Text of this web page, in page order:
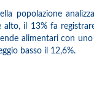
popolazione
alto, il 13% fa
alimentari con
basso il 12,6%.